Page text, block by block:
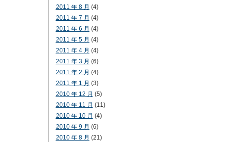
2011 年 8 月 (4)
2011 年 7 月 (4)
2011 年 6 月 (4)
2011 年 5 月 (4)
2011 年 4 月 (4)
2011 年 3 月 (6)
2011 年 2 月 (4)
2011 年 1 月 (3)
2010 年 12 月 (5)
2010 年 11 月 (11)
2010 年 10 月 (4)
2010 年 9 月 (6)
2010 年 8 月 (21)